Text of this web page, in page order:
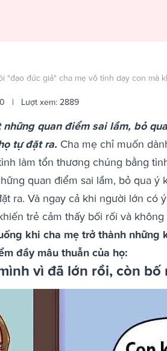
"đạo đức giả" cha mẹ vô tình dạy con mà
| Lượt xem: 2889
quan điểm sai lầm, bỏ
tự đặt ra. Cha mẹ chỉ muốn
làm tổn thương chúng bằng
quan điểm sai lầm, bỏ qua ý
ra. Và ngay cả khi người lớn có
trẻ cảm thấy bối rối và
khi cha mẹ trở thành
đầy mâu thuẫn của họ:
vì đã lớn rồi, còn bố